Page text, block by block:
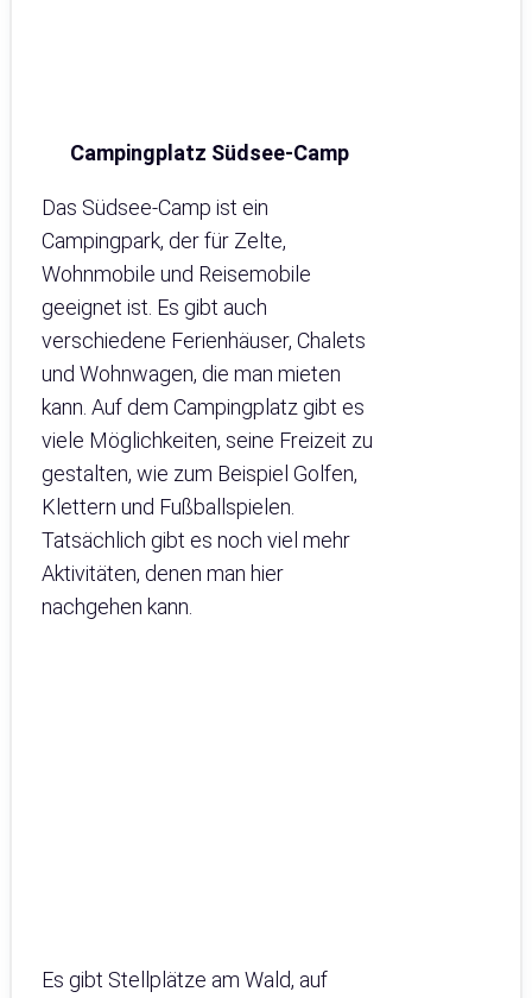
Campingplatz Südsee-Camp
Das Südsee-Camp ist ein
Campingpark, der für Zelte,
Wohnmobile und Reisemobile
geeignet ist. Es gibt auch
verschiedene Ferienhäuser, Chalets
und Wohnwagen, die man mieten
kann. Auf dem Campingplatz gibt es
viele Möglichkeiten, seine Freizeit zu
gestalten, wie zum Beispiel Golfen,
Klettern und Fußballspielen.
Tatsächlich gibt es noch viel mehr
Aktivitäten, denen man hier
nachgehen kann.
Es gibt Stellplätze am Wald, auf